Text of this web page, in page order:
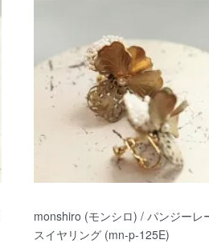
monshiro (モンシロ) / パンジーレ
スイヤリング (mn-p-125E)